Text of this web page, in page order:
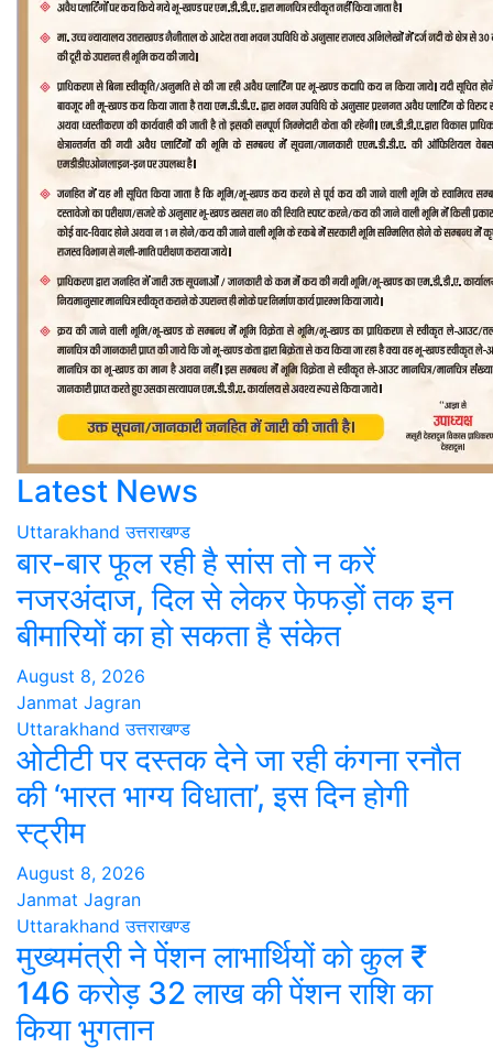
Latest News
Uttarakhand उत्तराखण्ड
बार-बार फूल रही है सांस तो न करें
नजरअंदाज, दिल से लेकर फेफड़ों तक इन
बीमारियों का हो सकता है संकेत
August 8, 2026
Janmat Jagran
Uttarakhand उत्तराखण्ड
ओटीटी पर दस्तक देने जा रही कंगना रनौत
की ‘भारत भाग्य विधाता’, इस दिन होगी
स्ट्रीम
August 8, 2026
Janmat Jagran
Uttarakhand उत्तराखण्ड
मुख्यमंत्री ने पेंशन लाभार्थियों को कुल ₹
146 करोड़ 32 लाख की पेंशन राशि का
किया भुगतान